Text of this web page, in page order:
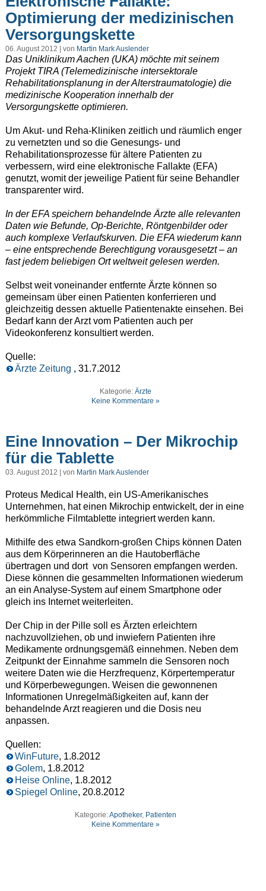
Optimierung der medizinischen
Versorgungskette
06. August 2012 | von Martin Mark Auslender
Das Uniklinikum Aachen (UKA) möchte mit seinem
Projekt TIRA (Telemedizinische intersektorale
Rehabilitationsplanung in der Alterstraumatologie) die
medizinische Kooperation innerhalb der
Versorgungskette optimieren.
Um Akut- und Reha-Kliniken zeitlich und räumlich enger
zu vernetzten und so die Genesungs- und
Rehabilitationsprozesse für ältere Patienten zu
verbessern, wird eine elektronische Fallakte (EFA)
genutzt, womit der jeweilige Patient für seine Behandler
transparenter wird.
In der EFA speichern behandelnde Ärzte alle relevanten
Daten wie Befunde, Op-Berichte, Röntgenbilder oder
auch komplexe Verlaufskurven. Die EFA wiederum kann
– eine entsprechende Berechtigung vorausgesetzt – an
fast jedem beliebigen Ort weltweit gelesen werden.
Selbst weit voneinander entfernte Ärzte können so
gemeinsam über einen Patienten konferrieren und
gleichzeitig dessen aktuelle Patientenakte einsehen. Bei
Bedarf kann der Arzt vom Patienten auch per
Videokonferenz konsultiert werden.
Quelle:
Ärzte Zeitung , 31.7.2012
Kategorie:Ärzte
Keine Kommentare »
Eine Innovation – Der Mikrochip
für die Tablette
03. August 2012 | von Martin Mark Auslender
Proteus Medical Health, ein US-Amerikanisches
Unternehmen, hat einen Mikrochip entwickelt, der in eine
herkömmliche Filmtablette integriert werden kann.
Mithilfe des etwa Sandkorn-großen Chips können Daten
aus dem Körperinneren an die Hautoberfläche
übertragen und dort von Sensoren empfangen werden.
Diese können die gesammelten Informationen wiederum
an ein Analyse-System auf einem Smartphone oder
gleich ins Internet weiterleiten.
Der Chip in der Pille soll es Ärzten erleichtern
nachzuvollziehen, ob und inwiefern Patienten ihre
Medikamente ordnungsgemäß einnehmen. Neben dem
Zeitpunkt der Einnahme sammeln die Sensoren noch
weitere Daten wie die Herzfrequenz, Körpertemperatur
und Körperbewegungen. Weisen die gewonnenen
Informationen Unregelmäßigkeiten auf, kann der
behandelnde Arzt reagieren und die Dosis neu
anpassen.
Quellen:
WinFuture, 1.8.2012
Golem, 1.8.2012
Heise Online, 1.8.2012
Spiegel Online, 20.8.2012
Kategorie:Apotheker, Patienten
Keine Kommentare »